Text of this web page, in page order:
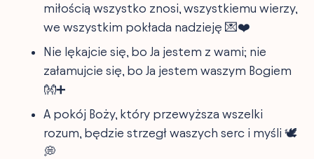
miłością wszystko znosi, wszystkiemu wierzy,
we wszystkim pokłada nadzieję 💌❤️
Nie lękajcie się, bo Ja jestem z wami; nie
załamujcie się, bo Ja jestem waszym Bogiem
👐➕
A pokój Boży, który przewyższa wszelki
rozum, będzie strzegł waszych serc i myśli 🕊️
💭